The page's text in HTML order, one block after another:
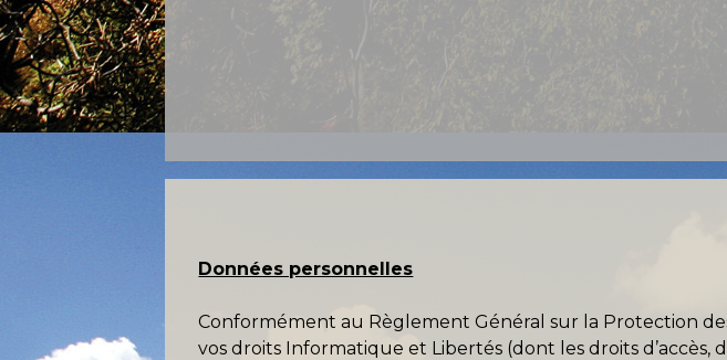
Données personnelles
Conformément au Règlement Général sur la Protection
vos droits Informatique et Libertés (dont les droits